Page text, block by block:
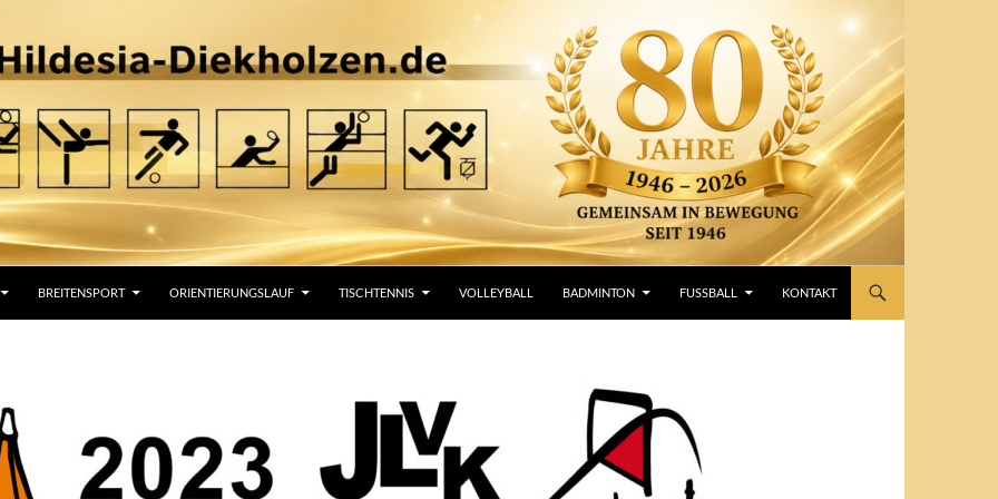
BREITENSPORT ORIENTIERUNGSLAUF TISCHTENNIS VOLLEYBALL BADMINTON FUSSBALL KONTAKT